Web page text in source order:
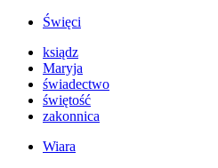
Święci
ksiądz
Maryja
świadectwo
świętość
zakonnica
Wiara